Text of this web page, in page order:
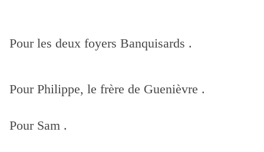
Pour les deux foyers Banquisards .
Pour Philippe, le frère de Guenièvre .
Pour Sam .